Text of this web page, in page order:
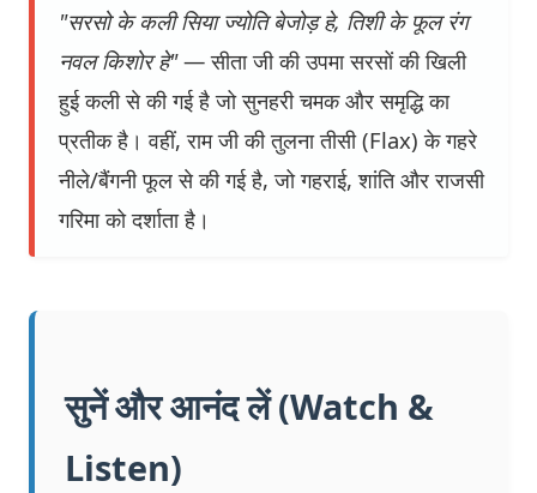
"सरसो के कली सिया ज्योति बेजोड़ हे, तिशी के फूल रंग
नवल किशोर हे"— सीता जी की उपमा सरसों की खिली
हुई कली से की गई है जो सुनहरी चमक और समृद्धि का
प्रतीक है। वहीं, राम जी की तुलना तीसी (Flax) के गहरे
नीले/बैंगनी फूल से की गई है, जो गहराई, शांति और राजसी
गरिमा को दर्शाता है।
सुनें और आनंद लें (Watch &
Listen)